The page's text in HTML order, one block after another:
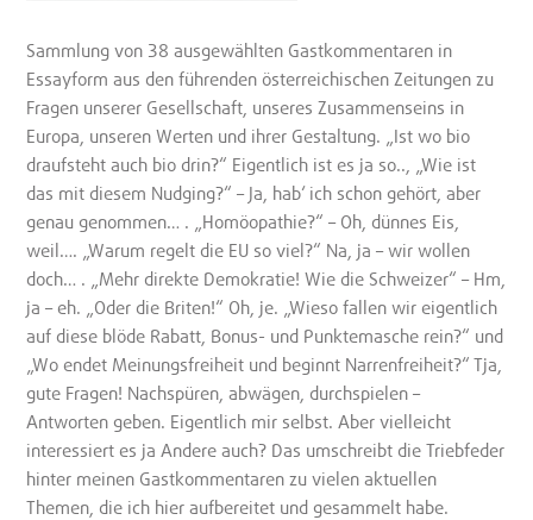
Sammlung von 38 ausgewählten Gastkommentaren in
Essayform aus den führenden österreichischen Zeitungen zu
Fragen unserer Gesellschaft, unseres Zusammenseins in
Europa, unseren Werten und ihrer Gestaltung. „Ist wo bio
draufsteht auch bio drin?“ Eigentlich ist es ja so.., „Wie ist
das mit diesem Nudging?“ – Ja, hab‘ ich schon gehört, aber
genau genommen… . „Homöopathie?“ – Oh, dünnes Eis,
weil…. „Warum regelt die EU so viel?“ Na, ja – wir wollen
doch… . „Mehr direkte Demokratie! Wie die Schweizer“ – Hm,
ja – eh. „Oder die Briten!“ Oh, je. „Wieso fallen wir eigentlich
auf diese blöde Rabatt, Bonus- und Punktemasche rein?“ und
„Wo endet Meinungsfreiheit und beginnt Narrenfreiheit?“ Tja,
gute Fragen! Nachspüren, abwägen, durchspielen –
Antworten geben. Eigentlich mir selbst. Aber vielleicht
interessiert es ja Andere auch? Das umschreibt die Triebfeder
hinter meinen Gastkommentaren zu vielen aktuellen
Themen, die ich hier aufbereitet und gesammelt habe.